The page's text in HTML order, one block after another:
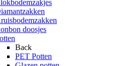
doosjes
Back
PET Potten